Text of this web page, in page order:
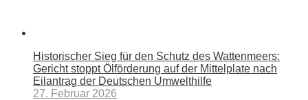
Historischer Sieg für den Schutz des Wattenmeers:
Gericht stoppt Ölförderung auf der Mittelplate nach
Eilantrag der Deutschen Umwelthilfe
27. Februar 2026